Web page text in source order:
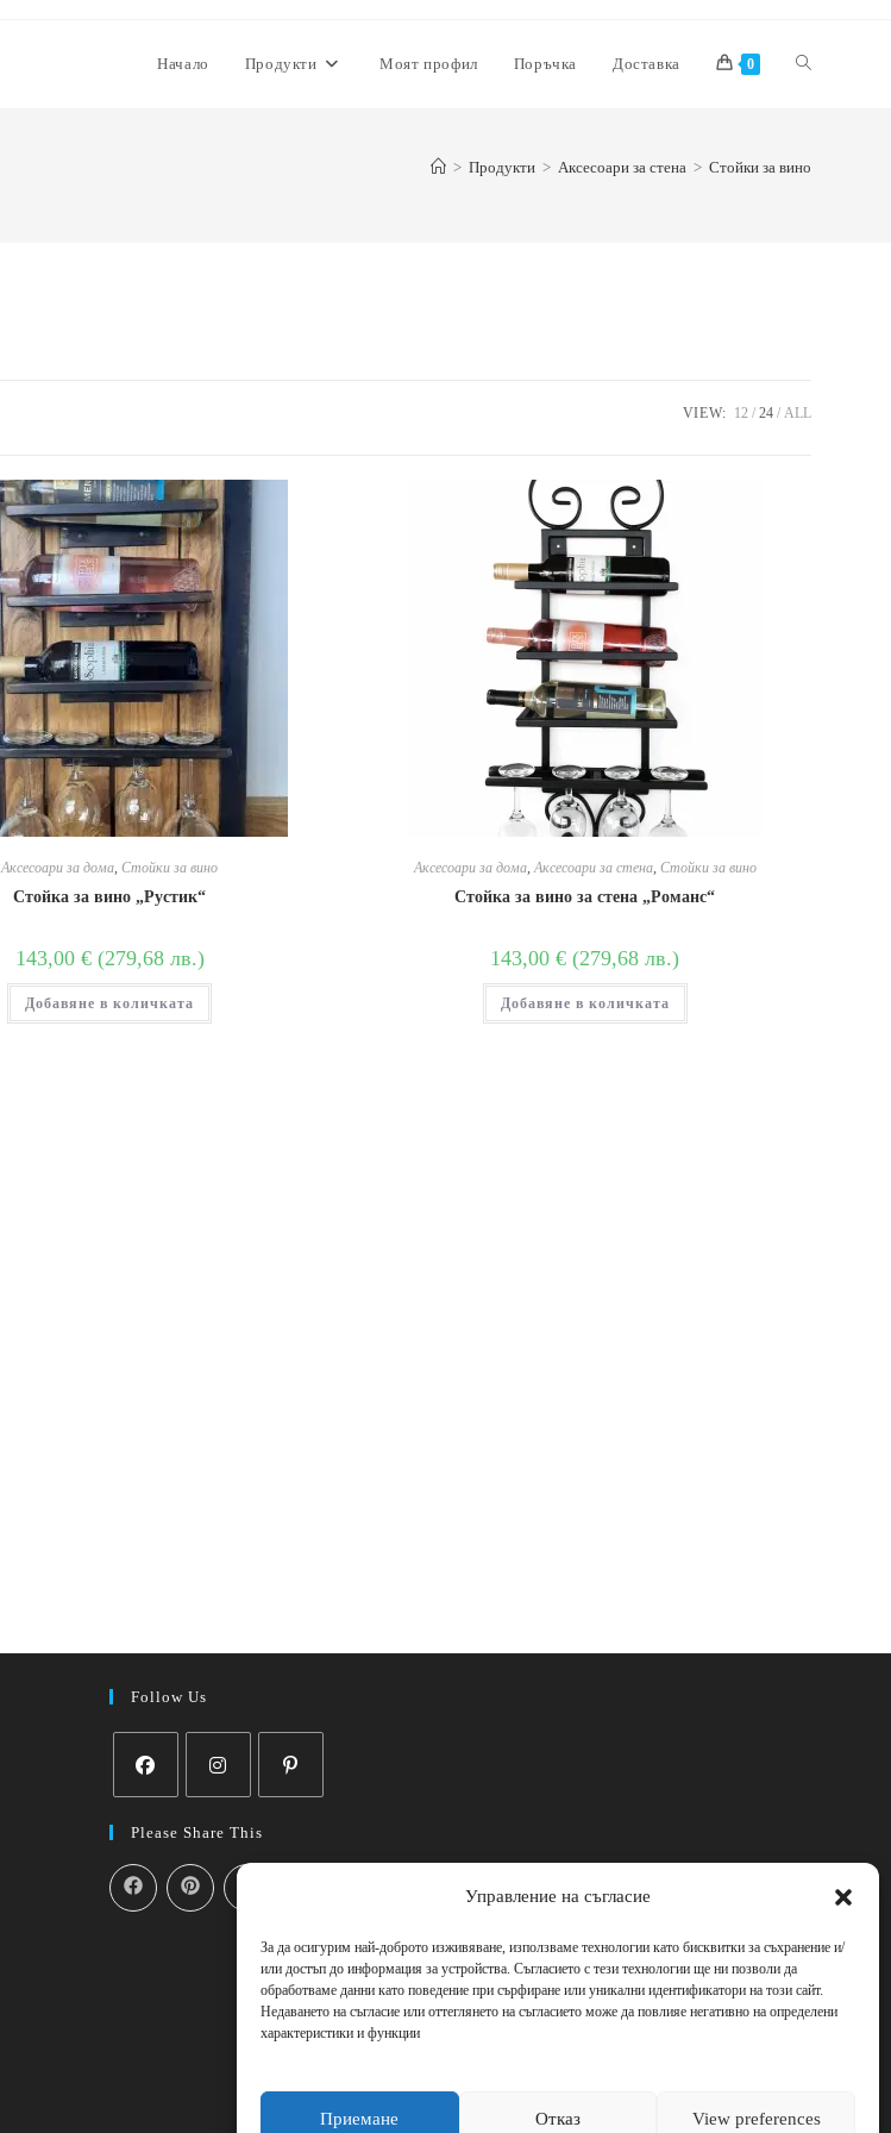
Управление на съгласие
За да осигурим най-доброто изживяване, използваме технологии като бисквитки за съхранение и/
или достъп до информация за устройства. Съгласието с тези технологии ще ни позволи да
обработваме данни като поведение при сърфиране или уникални идентификатори на този сайт.
Недаването на съгласие или оттеглянето на съгласието може да повлияе негативно на определени
характеристики и функции
Приемане Отказ View preferences
Начало Продукти Моят профил Поръчка Доставка 0
> Продукти > Аксесоари за стена > Стойки за вино
VIEW: 12 24 ALL
Аксесоари за дома,Стойки за вино
Стойка за вино „Рустик“
143,00 € (279,68 лв.)
Добавяне в количката
Аксесоари за дома,Аксесоари за стена, Стойки за вино
Стойка за вино за стена „Романс“
143,00€ (279,68лв.)
Добавяне в количката
Follow Us
Please Share This